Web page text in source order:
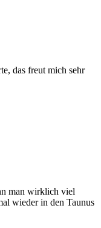
das freut mich sehr
man wirklich viel
wieder in den Taunus